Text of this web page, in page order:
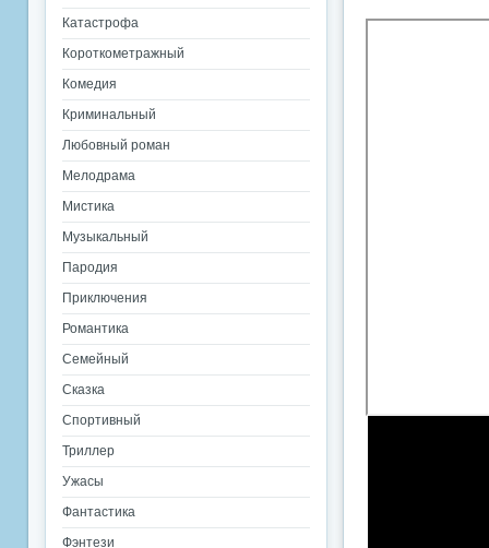
Катастрофа
Короткометражный
Комедия
Криминальный
Любовный роман
Мелодрама
Мистика
Музыкальный
Пародия
Приключения
Романтика
Семейный
Сказка
Спортивный
Триллер
Ужасы
Фантастика
Фэнтези